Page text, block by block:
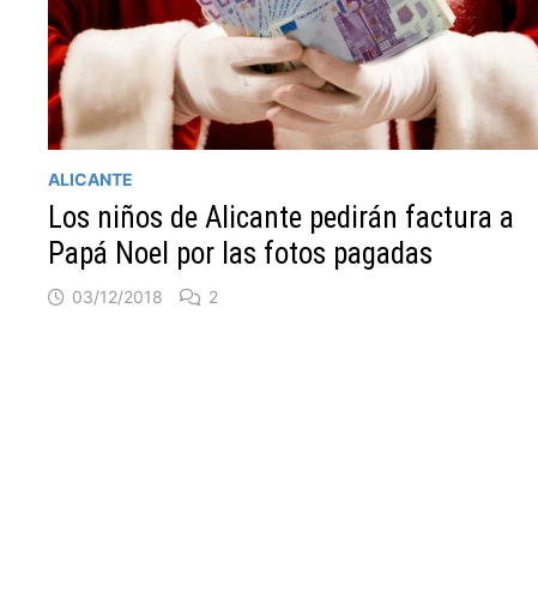
ALICANTE
Los niños de Alicante pedirán factura a
Papá Noel por las fotos pagadas
03/12/2018 2